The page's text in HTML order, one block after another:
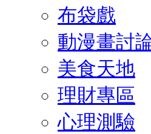
布袋戲
動漫畫討
美食天地
理財專區
心理測驗